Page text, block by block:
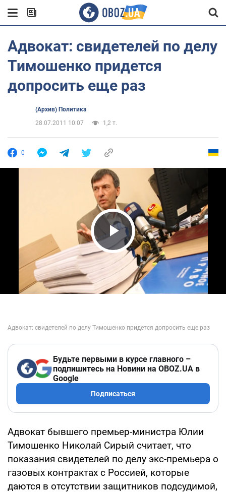
Адвокат: свидетелей по делу
Тимошенко придется
допросить еще раз
(Архив) Политика
28.07.2011 10:07
1,2 т.
0
Play Video
Будьте первыми в курсе главного –
подпишитесь на Новини на OBOZ.UA в
Google
Подписаться
Адвокат бывшего премьер-министра Юлии
Тимошенко Николай Сирый считает, что
показания свидетелей по делу экс-премьера о
газовых контрактах с Россией, которые
даются в отсутствии защитников подсудимой,